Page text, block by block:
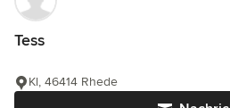
Tess
Kl, 46414 Rhede